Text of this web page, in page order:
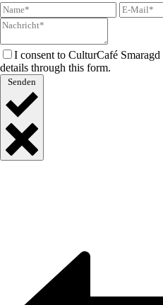
I consent to CulturCafé
details through this form.
Senden